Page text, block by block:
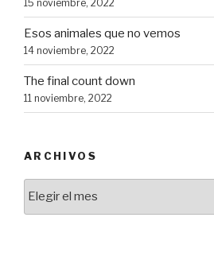
15 noviembre, 2022
Esos animales que no vemos
14 noviembre, 2022
The final count down
11 noviembre, 2022
ARCHIVOS